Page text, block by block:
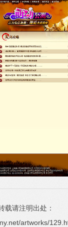
载请注明出处：
artworks/